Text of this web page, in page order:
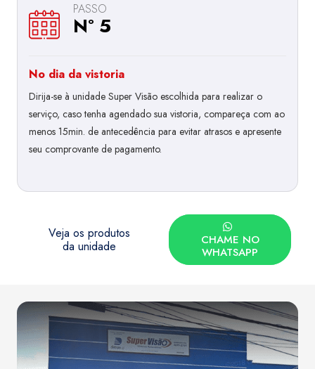
PASSO
Nº 5
No dia da vistoria
Dirija-se à unidade Super Visão escolhida para realizar o
serviço, caso tenha agendado sua vistoria, compareça com ao
menos 15min. de antecedência para evitar atrasos e apresente
seu comprovante de pagamento.
Veja os produtos
da unidade
CHAME NO
WHATSAPP